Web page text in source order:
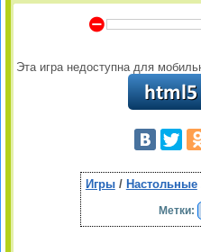
Y
Эта игра недоступна для
Игры/ Настольные
Метки: